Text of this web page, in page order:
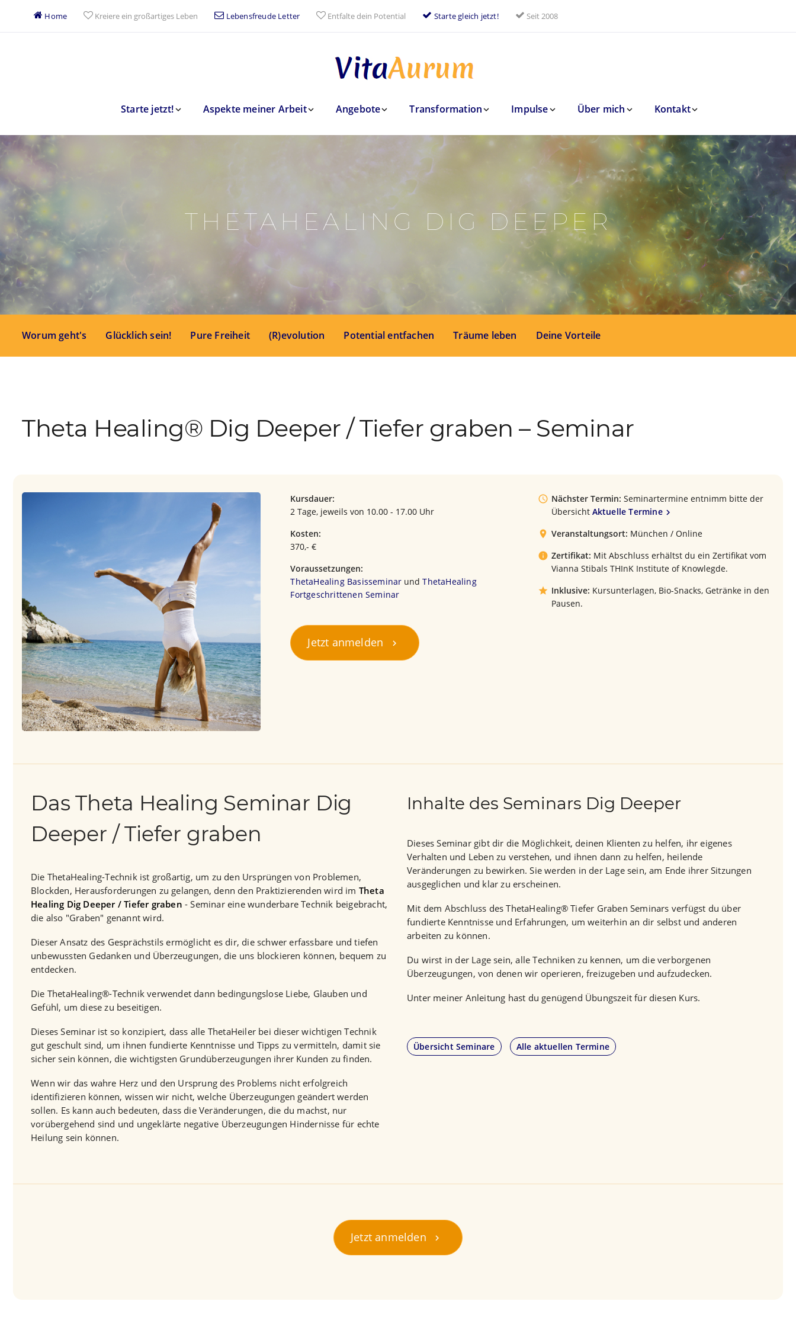
Home Kreiere ein großartiges Leben Lebensfreude Letter Entfalte dein Potential Starte gleich jetzt! Seit 2008
Starte jetzt! Aspekte meiner Arbeit Angebote Transformation Impulse Über mich Kontakt
THETAHEALING DIG DEEPER
Worum geht's Glücklich sein! Pure Freiheit (R)evolution Potential entfachen Träume leben Deine Vorteile
Theta Healing® Dig Deeper / Tiefer graben – Seminar
Kursdauer:
2 Tage, jeweils von 10.00 - 17.00 Uhr
Kosten:
370,- €
Voraussetzungen:
ThetaHealing Basisseminar undThetaHealing
Fortgeschrittenen Seminar
Jetzt anmelden
Nächster Termin: Seminartermine entnimm bitte der
Übersicht Aktuelle Termine
Veranstaltungsort: München / Online
Zertifikat: Mit Abschluss erhältst du ein Zertifikat vom
Vianna Stibals THInK Institute of Knowlegde.
Inklusive: Kursunterlagen, Bio-Snacks, Getränke in den
Pausen.
Das Theta Healing Seminar Dig
Deeper / Tiefer graben
Die ThetaHealing-Technik ist großartig, um zu den Ursprüngen von Problemen,
Blockden, Herausforderungen zu gelangen, denn den Praktizierenden wird im Theta
Healing Dig Deeper / Tiefer graben - Seminar eine wunderbare Technik beigebracht,
die also "Graben" genannt wird.
Dieser Ansatz des Gesprächstils ermöglicht es dir, die schwer erfassbare und tiefen
unbewussten Gedanken und Überzeugungen, die uns blockieren können, bequem zu
entdecken.
Die ThetaHealing®-Technik verwendet dann bedingungslose Liebe, Glauben und
Gefühl, um diese zu beseitigen.
Dieses Seminar ist so konzipiert, dass alle ThetaHeiler bei dieser wichtigen Technik
gut geschult sind, um ihnen fundierte Kenntnisse und Tipps zu vermitteln, damit sie
sicher sein können, die wichtigsten Grundüberzeugungen ihrer Kunden zu finden.
Wenn wir das wahre Herz und den Ursprung des Problems nicht erfolgreich
identifizieren können, wissen wir nicht, welche Überzeugungen geändert werden
sollen. Es kann auch bedeuten, dass die Veränderungen, die du machst, nur
vorübergehend sind und ungeklärte negative Überzeugungen Hindernisse für echte
Heilung sein können.
Inhalte des Seminars Dig Deeper
Dieses Seminar gibt dir die Möglichkeit, deinen Klienten zu helfen, ihr eigenes
Verhalten und Leben zu verstehen, und ihnen dann zu helfen, heilende
Veränderungen zu bewirken. Sie werden in der Lage sein, am Ende ihrer Sitzungen
ausgeglichen und klar zu erscheinen.
Mit dem Abschluss des ThetaHealing® Tiefer Graben Seminars verfügst du über
fundierte Kenntnisse und Erfahrungen, um weiterhin an dir selbst und anderen
arbeiten zu können.
Du wirst in der Lage sein, alle Techniken zu kennen, um die verborgenen
Überzeugungen, von denen wir operieren, freizugeben und aufzudecken.
Unter meiner Anleitung hast du genügend Übungszeit für diesen Kurs.
Übersicht Seminare Alle aktuellen Termine
Jetzt anmelden